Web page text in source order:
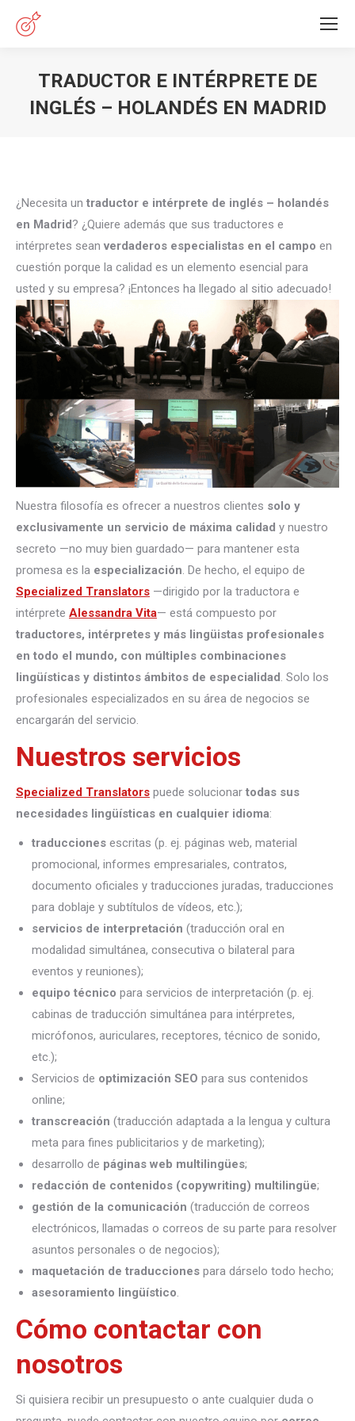
TRADUCTOR E INTÉRPRETE DE
INGLÉS – HOLANDÉS EN MADRID
¿Necesita un traductor e intérprete de inglés – holandés
en Madrid? ¿Quiere además que sus traductores e
intérpretes sean verdaderos especialistas en el campo en
cuestión porque la calidad es un elemento esencial para
usted y su empresa? ¡Entonces ha llegado al sitio adecuado!
Nuestra filosofía es ofrecer a nuestros clientes solo y
exclusivamente un servicio de máxima calidad y nuestro
secreto —no muy bien guardado— para mantener esta
promesa es la especialización. De hecho, el equipo de
Specialized Translators —dirigido por la traductora e
intérprete Alessandra Vita— está compuesto por
traductores, intérpretes y más lingüistas profesionales
en todo el mundo, con múltiples combinaciones
lingüísticas y distintos ámbitos de especialidad. Solo los
profesionales especializados en su área de negocios se
encargarán del servicio.
Nuestros servicios
Specialized Translators puede solucionar todas sus
necesidades lingüísticas en cualquier idioma:
traducciones escritas (p. ej. páginas web, material
promocional, informes empresariales, contratos,
documento oficiales y traducciones juradas, traducciones
para doblaje y subtítulos de vídeos, etc.);
servicios de interpretación (traducción oral en
modalidad simultánea, consecutiva o bilateral para
eventos y reuniones);
equipo técnico para servicios de interpretación (p. ej.
cabinas de traducción simultánea para intérpretes,
micrófonos, auriculares, receptores, técnico de sonido,
etc.);
Servicios de optimización SEO para sus contenidos
online;
transcreación (traducción adaptada a la lengua y cultura
meta para fines publicitarios y de marketing);
desarrollo de páginas web multilingües;
redacción de contenidos (copywriting) multilingüe;
gestión de la comunicación (traducción de correos
electrónicos, llamadas o correos de su parte para resolver
asuntos personales o de negocios);
maquetación de traducciones para dárselo todo hecho;
asesoramiento lingüístico.
Cómo contactar con
nosotros
Si quisiera recibir un presupuesto o ante cualquier duda o